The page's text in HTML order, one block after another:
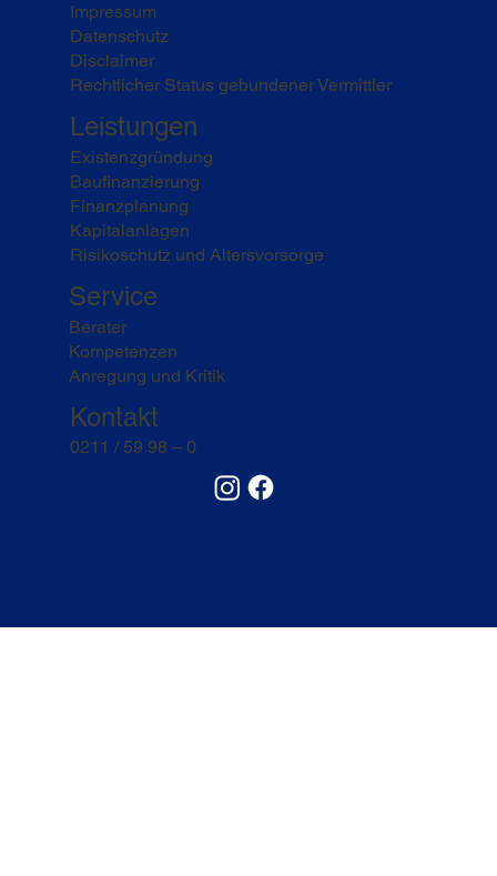
Kontakt
0211 / 59 98 – 0
Service
Berater
Kompetenzen
Anregung und Kritik
Leistungen
Existenzgründung
Baufinanzierung
Finanzplanung
Kapitalanlagen
Risikoschutz und Altersvorsorge
Impressum
Datenschutz
Disclaimer
Rechtlicher Status gebundener Vermittler